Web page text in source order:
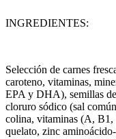
INGREDIENTES:
Selección de carnes
caroteno, vitaminas,
EPA y DHA), semillas
cloruro sódico (sal
colina, vitaminas (A, B1,
quelato, zinc